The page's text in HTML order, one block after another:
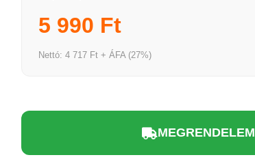
5 990 Ft
Nettó: 4 717 Ft + ÁFA (27%)
MEGRENDELEM